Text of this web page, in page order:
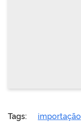
Tags: importação